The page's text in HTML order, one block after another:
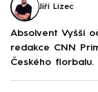
Jiří Lizec
Absolvent Vyšší
redakce CNN
Českého florbalu.